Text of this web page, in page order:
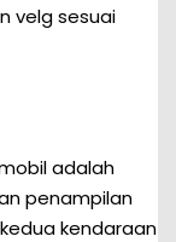
velg sesuai
adalah
penampilan
kendaraan